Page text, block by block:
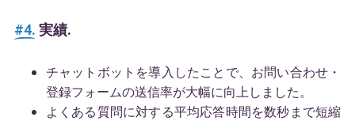
#4. 実績.
チャットボットを導入したことで、お問い合わせ・
登録フォームの送信率が大幅に向上しました。
よくある質問に対する平均応答時間を数秒まで短縮